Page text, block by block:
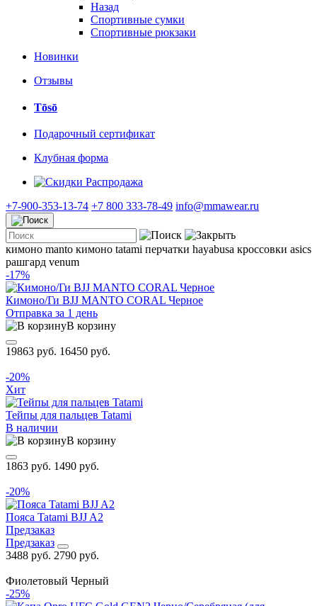
Назад
Спортивные сумки
Спортивные рюкзаки
Новинки
Отзывы
Tōsō
Подарочный сертификат
Клубная форма
Распродажа
+7-900-353-13-74 +7 800 333-78-49 info@mmawear.ru
кимоно manto кимоно tatami перчатки hayabusa кроссовки asics
рашгард venum
-17%
Кимоно/Ги BJJ MANTO CORAL Черное
Отправка за 1 день
В корзину
19863 руб. 16450 руб.
-20%
Хит
Тейпы для пальцев Tatami
В наличии
В корзину
1863 руб. 1490 руб.
-20%
Пояса Tatami BJJ A2
Предзаказ
Предзаказ
3488 руб. 2790 руб.
Фиолетовый Черный
-25%